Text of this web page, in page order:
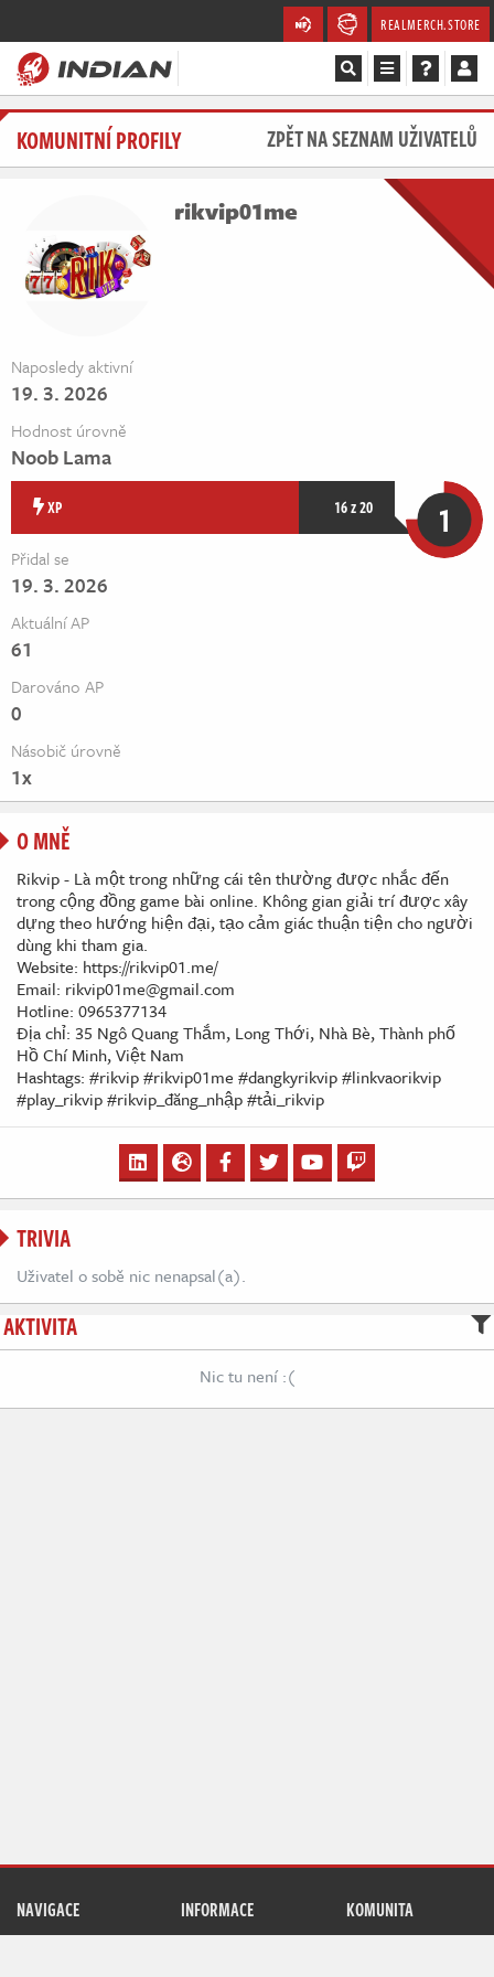
REALMERCH.STORE
Magazín
Videa
Soutěže
Komunita
Redakce
Živě
KOMUNITNÍ PROFILY ZPĚT NA SEZNAM UŽIVATELŮ
rikvip01me
Naposledy aktivní
19. 3. 2026
Hodnost úrovně
Noob Lama
XP 16 z 20 1
Přidal se
19. 3. 2026
Aktuální AP
61
Darováno AP
0
Násobič úrovně
1x
O MNĚ
Rikvip - Là một trong những cái tên thường được nhắc đến
trong cộng đồng game bài online. Không gian giải trí được xây
dựng theo hướng hiện đại, tạo cảm giác thuận tiện cho người
dùng khi tham gia.
Website: https://rikvip01.me/
Email: rikvip01me@gmail.com
Hotline: 0965377134
Địa chỉ: 35 Ngô Quang Thắm, Long Thới, Nhà Bè, Thành phố
Hồ Chí Minh, Việt Nam
Hashtags: #rikvip #rikvip01me #dangkyrikvip #linkvaorikvip
#play_rikvip #rikvip_đăng_nhập #tải_rikvip
TRIVIA
Uživatel o sobě nic nenapsal(a).
AKTIVITA
Nic tu není :(
NAVIGACE INFORMACE KOMUNITA